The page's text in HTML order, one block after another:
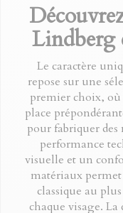
Lindberg
Le caractère
repose sur une
premier choix,
place
pour fabriquer
performance
visuelle et un
matériaux permet
classique au
chaque visage.